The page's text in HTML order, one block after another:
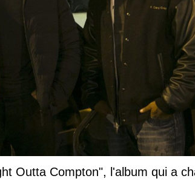
Outta Compton", l'album qui a